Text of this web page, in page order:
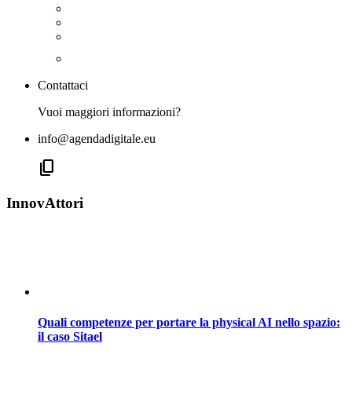
Contattaci
Vuoi maggiori informazioni?
info@agendadigitale.eu
content_copy